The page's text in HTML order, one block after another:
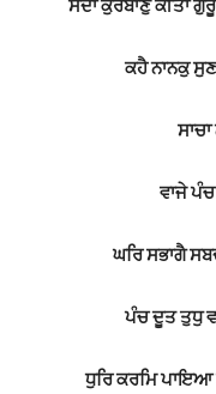
ਸਦਾ ਕੁਰਬਾਣੁ ਕੀਤਾ
ਕਹੈ ਨਾਨਕੁ
ਵਾਜੇ
ਘਰਿ ਸਭਾਗੈ
ਪੰਚ ਦੂਤ ਤੁਧੁ
ਧੁਰਿ ਕਰਮਿ ਪਾਇਆ